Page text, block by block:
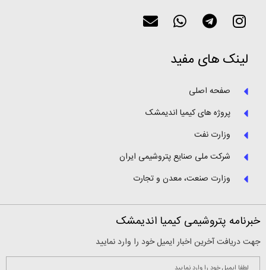
لینک های مفید
صفحه اصلی
پروژه های کیمیا اندیمشک
وزارت نفت
شرکت ملی صنایع پتروشیمی ایران
وزارت صنعت، معدن و تجارت
خبرنامه پتروشیمی کیمیا اندیمشک
جهت دریافت آخرین اخبار ایمیل خود را وارد نمایید